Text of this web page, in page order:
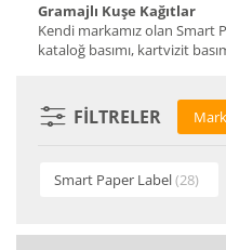
Gramajlı Kuşe Kağıtlar
Kendi markamız olan Smart
kataloğ basımı, kartvizit
FILTRELER
Smart Paper Label(28)